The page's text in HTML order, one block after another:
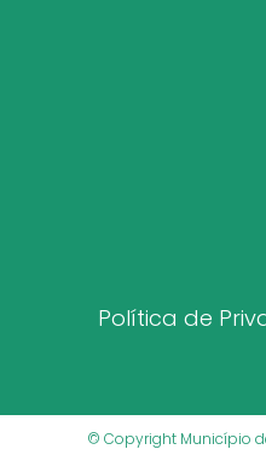
Política de
© Copyright Município